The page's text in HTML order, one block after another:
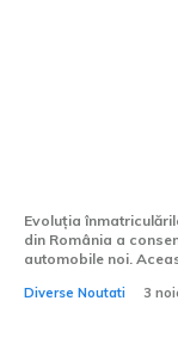
Evoluția
din România a
automobile noi.
Diverse Noutati 3